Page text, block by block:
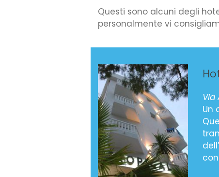
Questi sono alcuni degli
personalmente vi
Via
Un